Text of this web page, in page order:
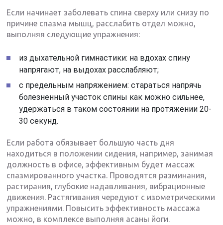
Если начинает заболевать спина сверху или снизу по
причине спазма мышц, расслабить отдел можно,
выполняя следующие упражнения:
из дыхательной гимнастики: на вдохах спину
напрягают, на выдохах расслабляют;
с предельным напряжением: стараться напрячь
болезненный участок спины как можно сильнее,
удержаться в таком состоянии на протяжении 20-
30 секунд.
Если работа обязывает большую часть дня
находиться в положении сидения, например, занимая
должность в офисе, эффективным будет массаж
спазмированного участка. Проводятся разминания,
растирания, глубокие надавливания, вибрационные
движения. Растягивания чередуют с изометрическими
упражнениями. Повысить эффективность массажа
можно, в комплексе выполняя асаны йоги.